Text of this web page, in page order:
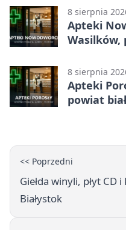
godziny
8 sierpnia
Apteki
Wasilków,
8 sierpnia
Apteki
powiat
<< Poprzedni
Giełda winyli, płyt CD
Białystok